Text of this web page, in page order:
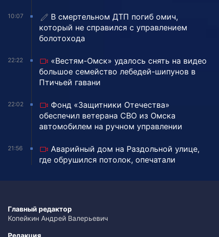
10:07
В смертельном ДТП погиб омич,
который не справился с управлением
болотохода
22:22
«Вестям-Омск» удалось снять на видео
большое семейство лебедей-шипунов в
Птичьей гавани
22:02
Фонд «Защитники Отечества»
обеспечил ветерана СВО из Омска
автомобилем на ручном управлении
21:56
Аварийный дом на Раздольной улице,
где обрушился потолок, опечатали
Главный редактор
Копейкин Андрей Валерьевич